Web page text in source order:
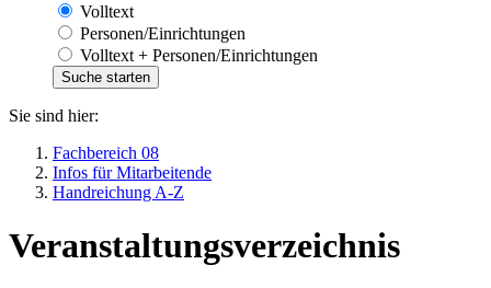
Volltext
Personen/Einrichtungen
Volltext + Personen/Einrichtungen
Sie sind hier:
Fachbereich 08
Infos für Mitarbeitende
Handreichung A-Z
Veranstaltungsverzeichnis